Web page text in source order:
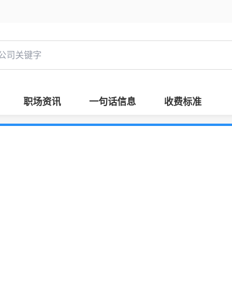
职场资讯 一句话信息 收费标准